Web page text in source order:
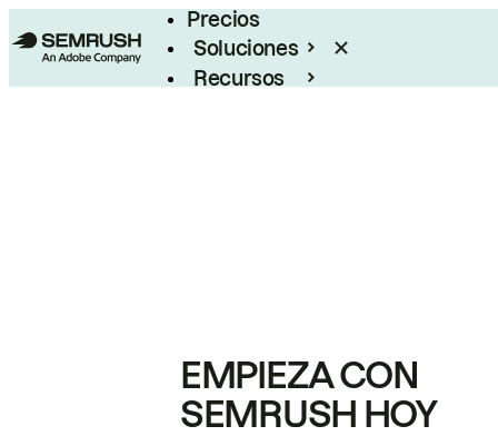
Precios
Soluciones
Recursos
EMPIEZA CON
SEMRUSH HOY